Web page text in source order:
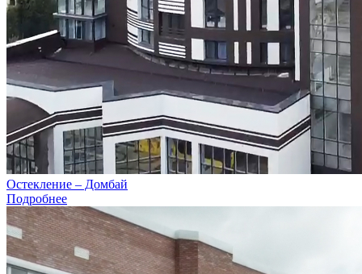
Остекление – Домбай
Подробнее